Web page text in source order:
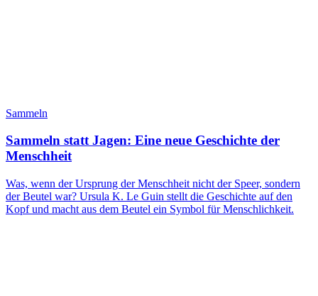
Sammeln
Sammeln statt Jagen: Eine neue Geschichte der
Menschheit
Was, wenn der Ursprung der Menschheit nicht der Speer, sondern
der Beutel war? Ursula K. Le Guin stellt die Geschichte auf den
Kopf und macht aus dem Beutel ein Symbol für Menschlichkeit.